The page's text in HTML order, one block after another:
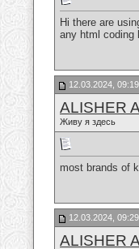
Hi there are
any html coding
12.03.2024, 09:19
ALISHER
Живу я здесь
most brands of
12.03.2024, 09:29
ALISHER